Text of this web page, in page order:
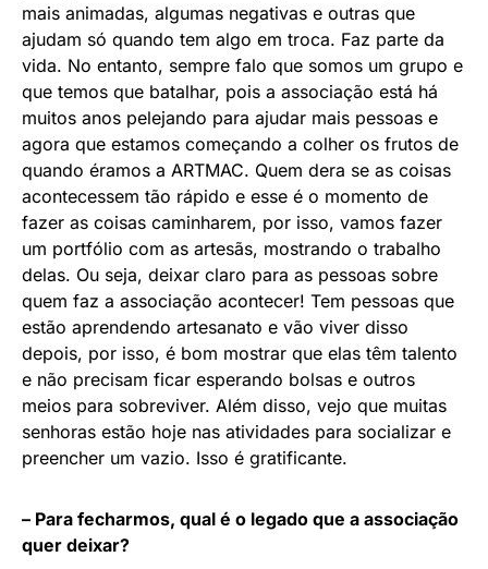
mais animadas, algumas negativas e outras que
ajudam só quando tem algo em troca. Faz parte da
vida. No entanto, sempre falo que somos um grupo e
que temos que batalhar, pois a associação está há
muitos anos pelejando para ajudar mais pessoas e
agora que estamos começando a colher os frutos de
quando éramos a ARTMAC. Quem dera se as coisas
acontecessem tão rápido e esse é o momento de
fazer as coisas caminharem, por isso, vamos fazer
um portfólio com as artesãs, mostrando o trabalho
delas. Ou seja, deixar claro para as pessoas sobre
quem faz a associação acontecer! Tem pessoas que
estão aprendendo artesanato e vão viver disso
depois, por isso, é bom mostrar que elas têm talento
e não precisam ficar esperando bolsas e outros
meios para sobreviver. Além disso, vejo que muitas
senhoras estão hoje nas atividades para socializar e
preencher um vazio. Isso é gratificante.
– Para fecharmos, qual é o legado que a associação
quer deixar?